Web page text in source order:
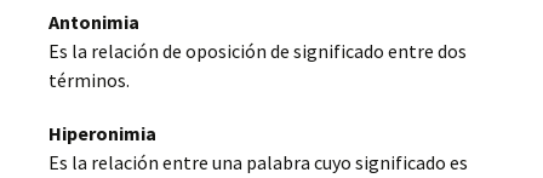
Antonimia
Es la relación de oposición de significado entre dos
términos.
Hiperonimia
Es la relación entre una palabra cuyo significado es